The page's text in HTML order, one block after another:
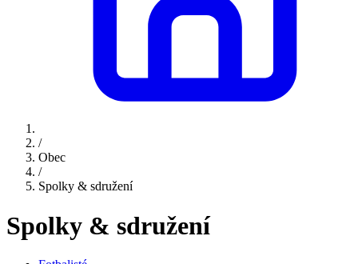
/
Obec
/
Spolky & sdružení
Spolky & sdružení